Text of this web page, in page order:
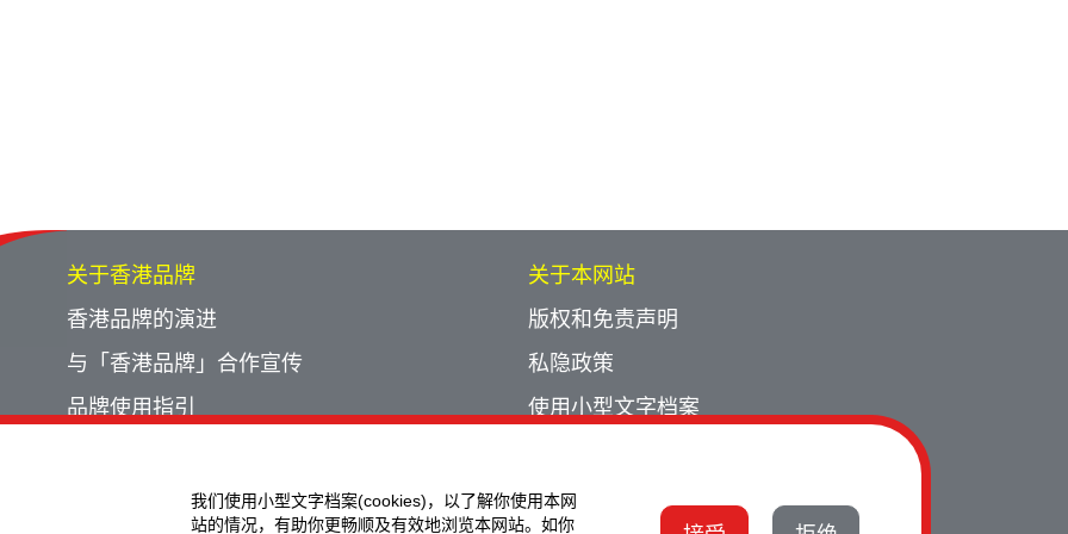
我们使用小型文字档案(cookies)，以了解你使用本网
站的情况，有助你更畅顺及有效地浏览本网站。如你
关于香港品牌
香港品牌的演进
与「香港品牌」合作宣传
品牌使用指引
关于本网站
版权和免责声明
私隐政策
使用小型文字档案
联络我们